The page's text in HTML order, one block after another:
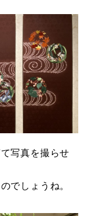
写真を撮らせ
でしょうね。